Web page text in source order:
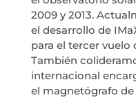
2009 y 2013.
el desarrollo de
para el tercer vuelo
También
internacional
el magnetógrafo